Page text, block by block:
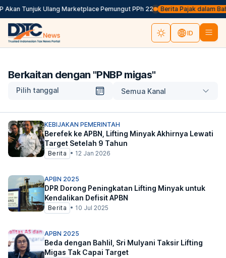
Tunjuk Ulang Marketplace Pemungut PPh 22 Berita Pajak dalam
ID
Berkaitan dengan "PNBP migas"
Pilih tanggal Semua Kanal
KEBIJAKAN PEMERINTAH
Berefek ke APBN, Lifting Minyak Akhirnya Lewati
Target Setelah 9 Tahun
Berita • 12 Jan 2026
APBN 2025
DPR Dorong Peningkatan Lifting Minyak untuk
Kendalikan Defisit APBN
Berita • 10 Jul 2025
APBN 2025
Beda dengan Bahlil, Sri Mulyani Taksir Lifting
Migas Tak Capai Target